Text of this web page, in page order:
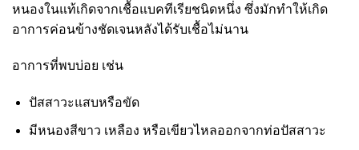
หนองในแท้เกิดจากเชื้อแบคทีเรียชนิดหนึ่ง ซึ่งมักทำให้เกิด
อาการค่อนข้างชัดเจนหลังได้รับเชื้อไม่นาน
อาการที่พบบ่อย เช่น
ปัสสาวะแสบหรือขัด
มีหนองสีขาว เหลือง หรือเขียวไหลออกจากท่อปัสสาวะ